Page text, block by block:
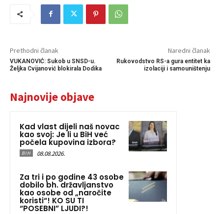
Prethodni članak
VUKANOVIĆ: Sukob u SNSD-u.
Željka Cvijanović blokirala Dodika
Naredni članak
Rukovodstvo RS-a gura entitet ka
izolaciji i samouništenju
Najnovije objave
Kad vlast dijeli naš novac
kao svoj: Je li u BiH već
počela kupovina izbora?
BIH 08.08.2026.
Za tri i po godine 43 osobe
dobilo bh. državljanstvo
kao osobe od „naročite
koristi“! KO SU TI
“POSEBNI” LJUDI?!